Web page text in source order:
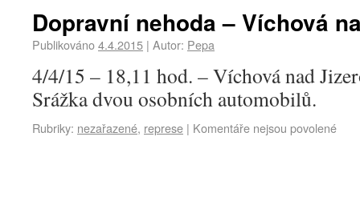
Dopravní nehoda – Víchová
Publikováno4.4.2015 | Autor: Pepa
4/4/15 – 18,11 hod. – Víchová nad
Srážka dvou osobních automobilů.
Rubriky: nezařazené, represe | Komentáře nejsou povolené